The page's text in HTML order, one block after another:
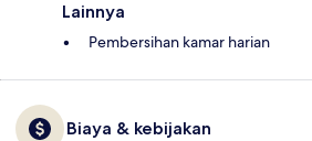
Lainnya
Pembersihan kamar harian
Biaya & kebijakan